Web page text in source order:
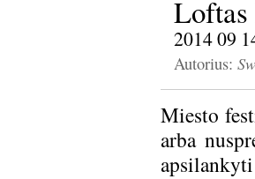
Loftas
2014 09
Autorius:
Miesto
arba